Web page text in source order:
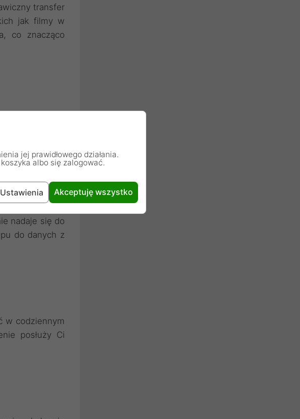
transfer
jak filmy w
co znacząco
pendrive'y,
zaspokoi
nadaje się do
do danych z
w codziennym
posłuży Ci
jej prawidłowego działania.
albo się zalogować.
Ustawienia Akceptuję wszystko